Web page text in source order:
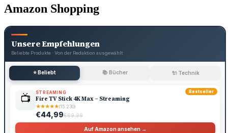
Amazon Shopping
Unsere Empfehlungen
Beliebte Produkte · Von der Redaktion ausgewählt
⭐ Beliebt 📚 Bücher 🔌 Technik
Bestseller
📺 STREAMING
Fire TV Stick 4K Max – Streaming
★★★★★(15.230)
€44,99€69,99
Auf Amazon ansehen →